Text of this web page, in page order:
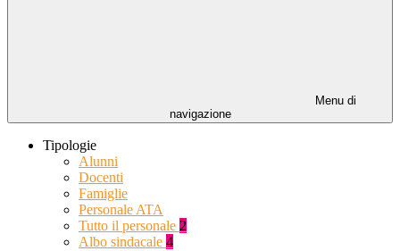
Menu di
navigazione
Tipologie
Alunni
Docenti
Famiglie
Personale ATA
Tutto il personale 2
Albo sindacale 4